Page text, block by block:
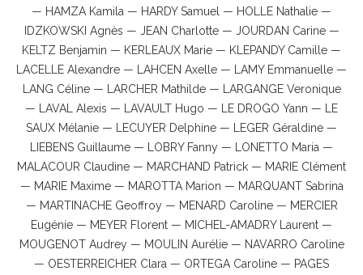
— HAMZA Kamila — HARDY Samuel — HOLLE Nathalie —
IDZKOWSKI Agnès — JEAN Charlotte — JOURDAN Carine —
KELTZ Benjamin — KERLEAUX Marie — KLEPANDY Camille —
LACELLE Alexandre — LAHCEN Axelle — LAMY Emmanuelle —
LANG Céline — LARCHER Mathilde — LARGANGE Veronique
— LAVAL Alexis — LAVAULT Hugo — LE DROGO Yann — LE
SAUX Mélanie — LECUYER Delphine — LEGER Géraldine —
LIEBENS Guillaume — LOBRY Fanny — LONETTO Maria —
MALACOUR Claudine — MARCHAND Patrick — MARIE Clément
— MARIE Maxime — MAROTTA Marion — MARQUANT Sabrina
— MARTINACHE Geoffroy — MENARD Caroline — MERCIER
Eugénie — MEYER Florent — MICHEL-AMADRY Laurent —
MOUGENOT Audrey — MOULIN Aurélie — NAVARRO Caroline
— OESTERREICHER Clara — ORTEGA Caroline — PAGES